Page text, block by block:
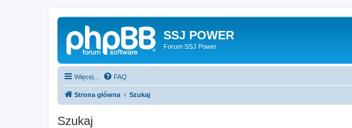
SSJ POWER
Forum SSJ Power
Więcej… FAQ
Strona główna Szukaj
Szukaj